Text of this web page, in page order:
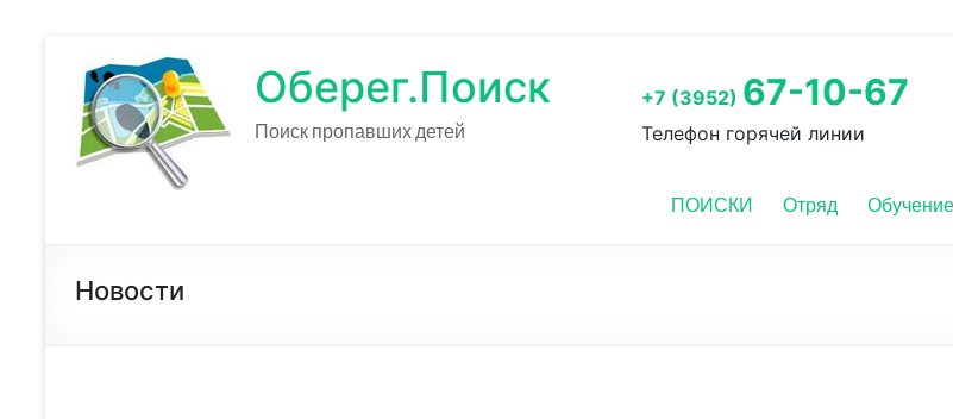
Оберег.Поиск
Поиск пропавших детей
+7 (3952) 67-10-67
Телефон горячей линии
ПОИСКИ Отряд Обучение
Новости